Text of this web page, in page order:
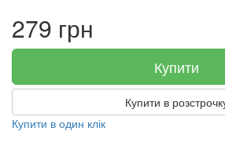
279 грн
Купити
Купити в
Купити в один клік